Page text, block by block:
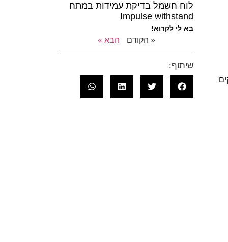
לוח חשמל בדיקת עמידות במתח
Impulse withstand
בא לי לקרוא!
« הקודם הבא »
שיתוף: